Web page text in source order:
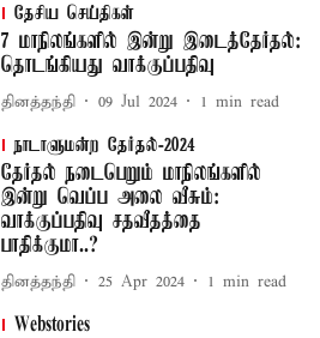
தேசிய செய்திகள்
7 மாநிலங்களில் இன்று இடைத்தேர்தல்:
தொடங்கியது வாக்குப்பதிவு
தினத்தந்தி 09 Jul 2024 1 min read
நாடாளுமன்ற தேர்தல்-2024
தேர்தல் நடைபெறும் மாநிலங்களில்
இன்று வெப்ப அலை வீசும்:
வாக்குப்பதிவு சதவீதத்தை
பாதிக்குமா..?
தினத்தந்தி 25 Apr 2024 1 min read
Webstories